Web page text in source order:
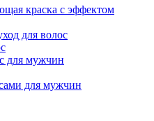
краска с эффектом
для волос
для мужчин
для мужчин